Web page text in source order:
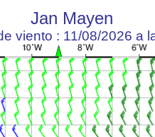
Jan Mayen
viento : 11/08/2026 a